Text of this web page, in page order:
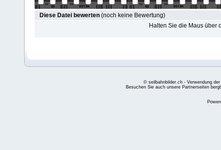
Diese Datei bewerten (noch keine Bewertung)
Halten Sie die Maus über
© seilbahnbilder.ch - Verwendung
Besuchen Sie auch unsere Partnerseiten